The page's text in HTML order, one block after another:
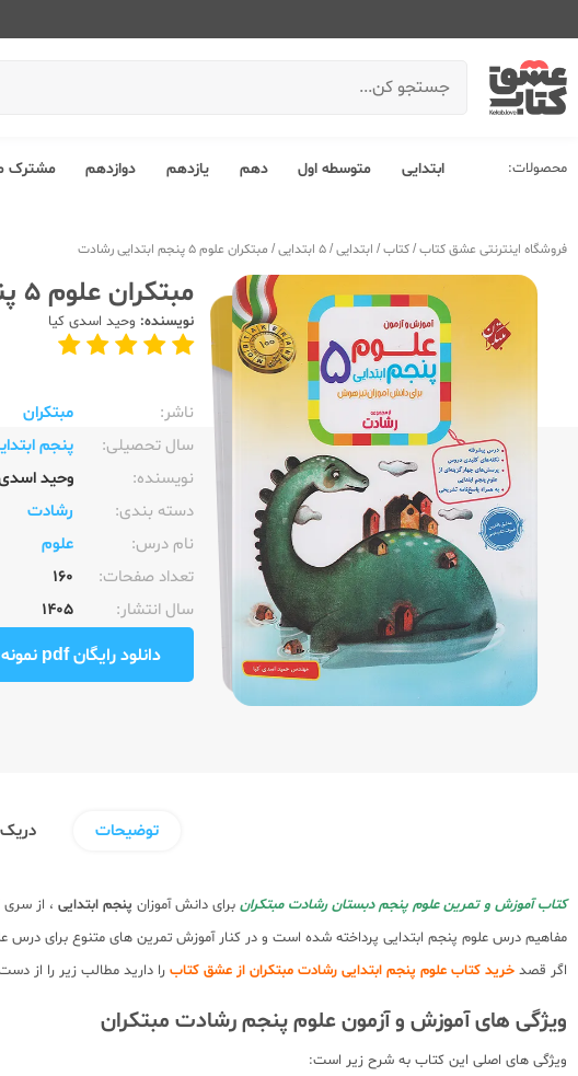
محصولات: ابتدایی متوسطه اول دهم یازدهم دوازدهم مشترک
فروشگاه اینترنتی عشق کتاب/کتاب/ ابتدایی/5 ابتدایی / مبتکران علوم 5 پنجم ابتدایی رشادت
مبتکران علوم 5 پنجم ابتدایی رشادت
نویسنده: وحید اسدی کیا
ناشر:‌
مبتکران
سال تحصیلی:‌
پنجم
نویسنده:‌
وحید اسدی
دسته بندی:
رشادت
نام درس:
علوم
تعداد صفحات:‌
160
سال انتشار:‌
1405
دانلود رایگان pdf نمونه صفحات کتاب
توضیحات دریک
کتاب آموزش و تمرین علوم پنجم دبستان رشادت مبتکران برای دانش آموزان پنجم ابتدایی ، از سری
مفاهیم درس علوم پنجم ابتدایی پرداخته شده است و در کنار آموزش تمرین های متنوع برای
اگر قصد خرید کتاب علوم پنجم ابتدایی رشادت مبتکران از عشق کتاب را دارید مطالب زیر را از
ویژگی های آموزش و آزمون علوم پنجم رشادت مبتکران
ویژگی های اصلی این کتاب به شرح زیر است: